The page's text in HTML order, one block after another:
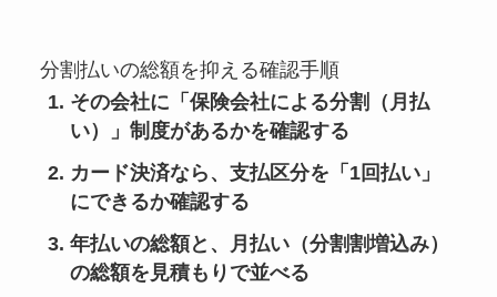
分割払いの総額を抑える確認手順
その会社に「保険会社による分割（月払
い）」制度があるかを確認する
カード決済なら、支払区分を「1回払い」
にできるか確認する
年払いの総額と、月払い（分割割増込み）
の総額を見積もりで並べる